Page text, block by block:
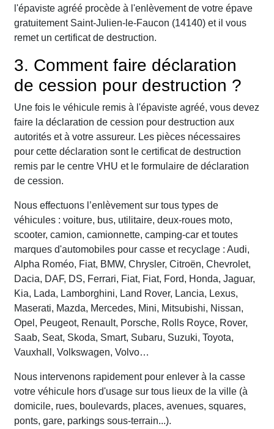
l'épaviste agréé procède à l'enlèvement de votre épave
gratuitement Saint-Julien-le-Faucon (14140) et il vous
remet un certificat de destruction.
3. Comment faire déclaration
de cession pour destruction ?
Une fois le véhicule remis à l'épaviste agréé, vous devez
faire la déclaration de cession pour destruction aux
autorités et à votre assureur. Les pièces nécessaires
pour cette déclaration sont le certificat de destruction
remis par le centre VHU et le formulaire de déclaration
de cession.
Nous effectuons l’enlèvement sur tous types de
véhicules : voiture, bus, utilitaire, deux-roues moto,
scooter, camion, camionnette, camping-car et toutes
marques d'automobiles pour casse et recyclage : Audi,
Alpha Roméo, Fiat, BMW, Chrysler, Citroën, Chevrolet,
Dacia, DAF, DS, Ferrari, Fiat, Fiat, Ford, Honda, Jaguar,
Kia, Lada, Lamborghini, Land Rover, Lancia, Lexus,
Maserati, Mazda, Mercedes, Mini, Mitsubishi, Nissan,
Opel, Peugeot, Renault, Porsche, Rolls Royce, Rover,
Saab, Seat, Skoda, Smart, Subaru, Suzuki, Toyota,
Vauxhall, Volkswagen, Volvo…
Nous intervenons rapidement pour enlever à la casse
votre véhicule hors d'usage sur tous lieux de la ville (à
domicile, rues, boulevards, places, avenues, squares,
ponts, gare, parkings sous-terrain...).